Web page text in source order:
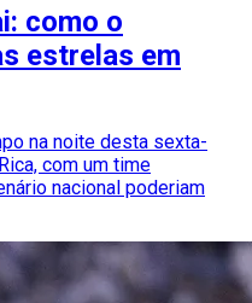
como o
estrelas em
na noite desta sexta-
com um time
nacional poderiam